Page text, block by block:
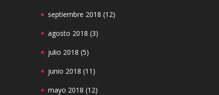
septiembre 2018 (12)
agosto 2018 (3)
julio 2018 (5)
junio 2018 (11)
mayo 2018 (12)